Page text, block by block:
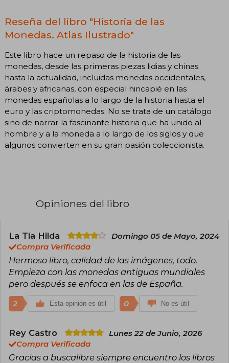
Reseña del libro "Historia de las
Monedas. Atlas Ilustrado"
Este libro hace un repaso de la historia de las
monedas, desde las primeras piezas lidias y chinas
hasta la actualidad, incluidas monedas occidentales,
árabes y africanas, con especial hincapié en las
monedas españolas a lo largo de la historia hasta el
euro y las criptomonedas. No se trata de un catálogo
sino de narrar la fascinante historia que ha unido al
hombre y a la moneda a lo largo de los siglos y que
algunos convierten en su gran pasión coleccionista.
Opiniones del libro
La Tía Hilda
Domingo 05 de Mayo, 2024
Compra Verificada
Hermoso libro, calidad de las imágenes, todo.
Empieza con las monedas antiguas mundiales
pero después se enfoca en las de España.
2 Esta opinión es útil 0 No es útil
Rey Castro
Lunes 22 de Junio, 2026
Compra Verificada
Gracias a buscalibre siempre encuentro los libros